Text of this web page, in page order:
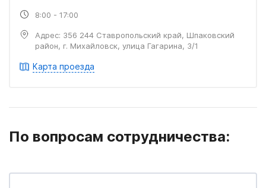
8:00 - 17:00
Адрес: 356 244 Ставропольский край, Шпаковский
район, г. Михайловск, улица Гагарина, 3/1
Карта проезда
По вопросам сотрудничества: